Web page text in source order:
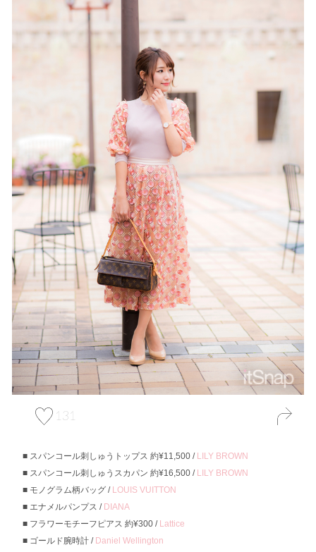
131
スパンコール刺しゅうトップス 約¥11,500 / LILY BROWN
スパンコール刺しゅうスカパン 約¥16,500 / LILY BROWN
モノグラム柄バッグ / LOUIS VUITTON
エナメルパンプス / DIANA
フラワーモチーフピアス 約¥300 / Lattice
ゴールド腕時計 / Daniel Wellington